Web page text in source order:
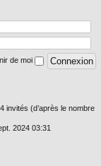
de moi
invités (d’après le nombre
2024 03:31